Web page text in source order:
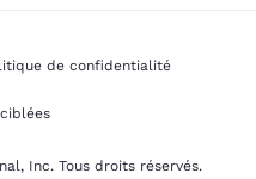
de confidentialité
Inc. Tous droits réservés.